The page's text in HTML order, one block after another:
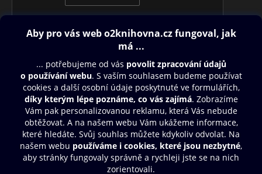
Obsah ke stažení
Moje O2 Knihovna
Další zábava
© O2 Czech Republic a.s.